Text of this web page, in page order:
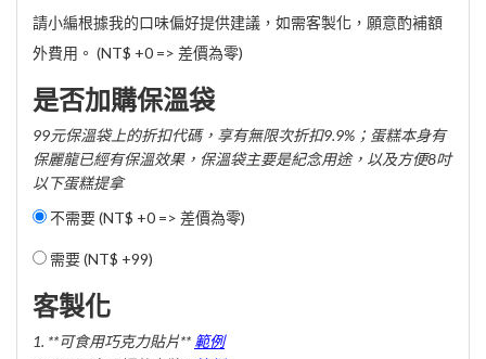
請小編根據我的口味偏好提供建議，如需客製化，願意酌補額
外費用。 (NT$ +0 => 差價為零)
是否加購保溫袋
99元保溫袋上的折扣代碼，享有無限次折扣9.9%；蛋糕本身有
保麗龍已經有保溫效果，保溫袋主要是紀念用途，以及方便8吋
以下蛋糕提拿
不需要 (NT$ +0 => 差價為零)
需要 (NT$ +99)
客製化
1. **可食用巧克力貼片** 範例